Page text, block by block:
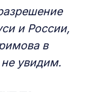
и России,
в
увидим.